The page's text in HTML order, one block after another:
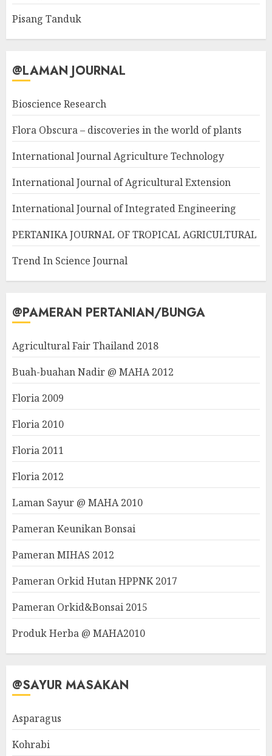
Pisang Tanduk
@LAMAN JOURNAL
Bioscience Research
Flora Obscura – discoveries in the world of plants
International Journal Agriculture Technology
International Journal of Agricultural Extension
International Journal of Integrated Engineering
PERTANIKA JOURNAL OF TROPICAL AGRICULTURAL
Trend In Science Journal
@PAMERAN PERTANIAN/BUNGA
Agricultural Fair Thailand 2018
Buah-buahan Nadir @ MAHA 2012
Floria 2009
Floria 2010
Floria 2011
Floria 2012
Laman Sayur @ MAHA 2010
Pameran Keunikan Bonsai
Pameran MIHAS 2012
Pameran Orkid Hutan HPPNK 2017
Pameran Orkid&Bonsai 2015
Produk Herba @ MAHA2010
@SAYUR MASAKAN
Asparagus
Kohrabi